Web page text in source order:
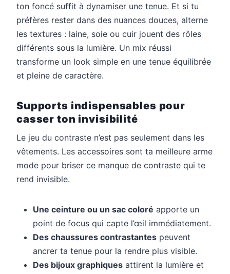
ton foncé suffit à dynamiser une tenue. Et si tu
préfères rester dans des nuances douces, alterne
les textures : laine, soie ou cuir jouent des rôles
différents sous la lumière. Un mix réussi
transforme un look simple en une tenue équilibrée
et pleine de caractère.
Supports indispensables pour
casser ton invisibilité
Le jeu du contraste n’est pas seulement dans les
vêtements. Les accessoires sont ta meilleure arme
mode pour briser ce manque de contraste qui te
rend invisible.
Une ceinture ou un sac coloré apporte un
point de focus qui capte l’œil immédiatement.
Des chaussures contrastantes peuvent
ancrer ta tenue pour la rendre plus visible.
Des bijoux graphiques attirent la lumière et